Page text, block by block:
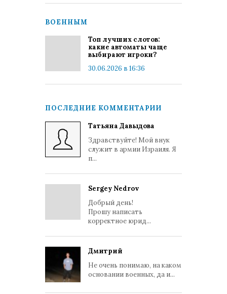
ВОЕННЫМ
Топ лучших слотов:
какие автоматы чаще
выбирают игроки?
30.06.2026 в 16:36
ПОСЛЕДНИЕ КОММЕНТАРИИ
Татьяна Давыдова
Здравствуйте! Мой внук
служит в армии Израиля. Я
п...
Sergey Nedrov
Добрый день!
Прошу написать
корректное юрид...
Дмитрий
Не очень понимаю, на каком
основании военных, да и...